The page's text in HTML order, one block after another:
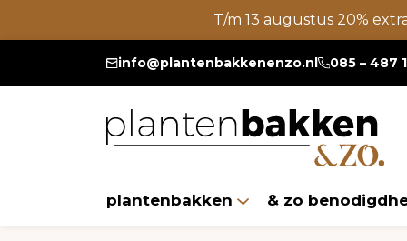
T/m 13 augustus 20%
info@plantenbakkenenzo.nl 085 – 487
plantenbakken & zo